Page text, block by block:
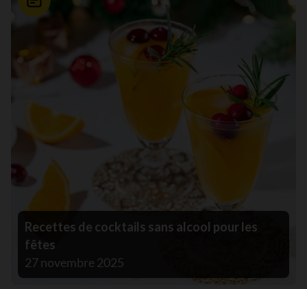
Nouvelle
Recettes de cocktails sans alcool pour les
fêtes
27 novembre 2025